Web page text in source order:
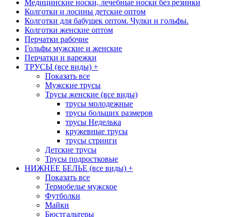
Медицинские носки, лечебные носки без резинки
Колготки и лосины детские оптом
Колготки для бабушек оптом. Чулки и гольфы.
Колготки женские оптом
Перчатки рабочие
Гольфы мужские и женские
Перчатки и варежки
ТРУСЫ (все виды) +
Показать все
Мужские трусы
Трусы женские (все виды)
трусы молодежные
трусы больших размеров
трусы Неделька
кружевные трусы
трусы стринги
Детские трусы
Трусы подростковые
НИЖНЕЕ БЕЛЬЕ (все виды) +
Показать все
Термобелье мужское
Футболки
Майки
Бюстгальтеры